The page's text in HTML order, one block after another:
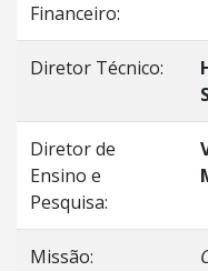
Financeiro:
Diretor Técnico:
Diretor de
Ensino e
Pesquisa:
Missão: